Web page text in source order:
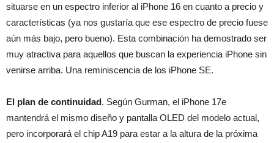
situarse en un espectro inferior al iPhone 16 en cuanto a precio y
características (ya nos gustaría que ese espectro de precio fuese
aún más bajo, pero bueno). Esta combinación ha demostrado ser
muy atractiva para aquellos que buscan la experiencia iPhone sin
venirse arriba. Una reminiscencia de los iPhone SE.
El plan de continuidad. Según Gurman, el iPhone 17e
mantendrá el mismo diseño y pantalla OLED del modelo actual,
pero incorporará el chip A19 para estar a la altura de la próxima